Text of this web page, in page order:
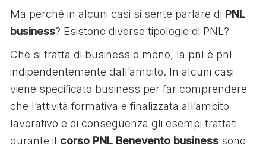
Ma perché in alcuni casi si sente parlare di PNL
business? Esistono diverse tipologie di PNL?
Che si tratta di business o meno, la pnl è pnl
indipendentemente dall’ambito. In alcuni casi
viene specificato business per far comprendere
che l’attività formativa è finalizzata all’ambito
lavorativo e di conseguenza gli esempi trattati
durante il corso PNL Benevento business sono